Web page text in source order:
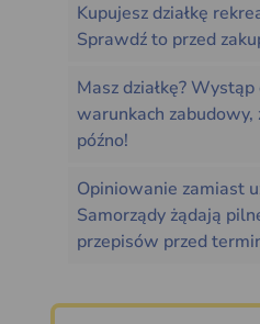
Kupujesz działkę
Sprawdź to przed
Masz działkę? Wystąp
warunkach zabudowy,
późno!
Opiniowanie zamiast
Samorządy żądają
przepisów przed